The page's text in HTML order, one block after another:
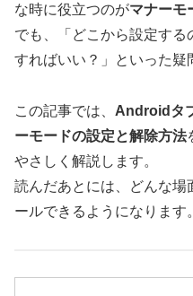
な時に役立つのがマナーモ
でも、「どこから設定する
すればいい？」といった疑
この記事では、 Androidタ
ーモードの設定と解除方法
やさしく解説します。
読んだあとには、どんな場
ールできるようになります。